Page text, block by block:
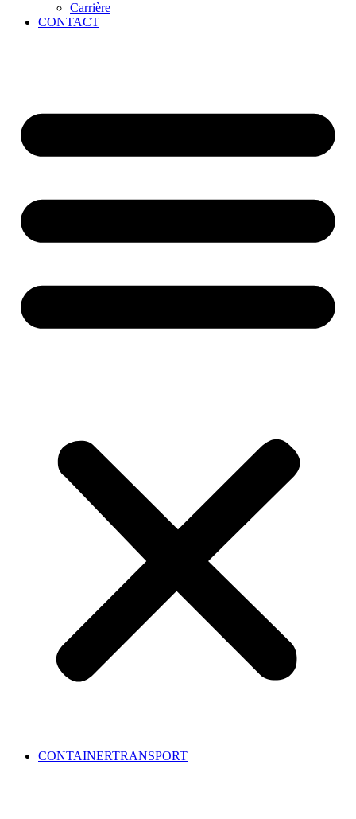
Carrière
CONTACT
CONTAINERTRANSPORT